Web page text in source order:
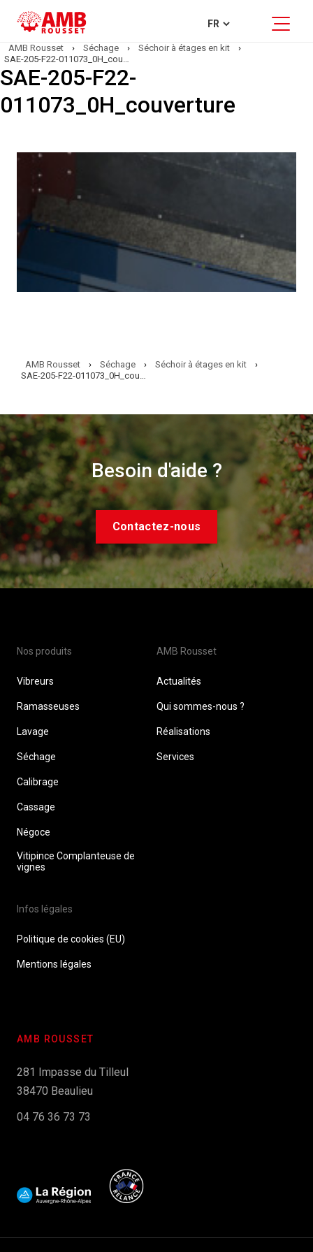
AMB Rousset › Séchage › Séchoir à étages en kit
›
SAE-205-F22-011073_0H_couverture
SAE-205-F22-
011073_0H_couverture
AMB Rousset › Séchage › Séchoir à étages en kit
›
SAE-205-F22-011073_0H_couverture
Besoin d'aide ?
Contactez-nous
Nos produits
Vibreurs
Ramasseuses
Lavage
Séchage
Calibrage
Cassage
Négoce
Vitipince Complanteuse de
vignes
AMB Rousset
Actualités
Qui sommes-nous ?
Réalisations
Services
Infos légales
Politique de cookies (EU)
Mentions légales
AMB ROUSSET
281 Impasse du Tilleul
38470 Beaulieu
04 76 36 73 73